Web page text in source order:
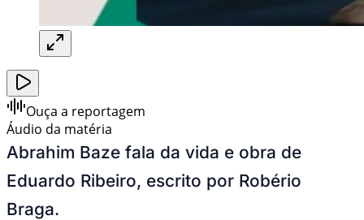
Ouça a reportagem
Áudio da matéria
Abrahim Baze fala da vida e obra de
Eduardo Ribeiro, escrito por Robério
Braga.